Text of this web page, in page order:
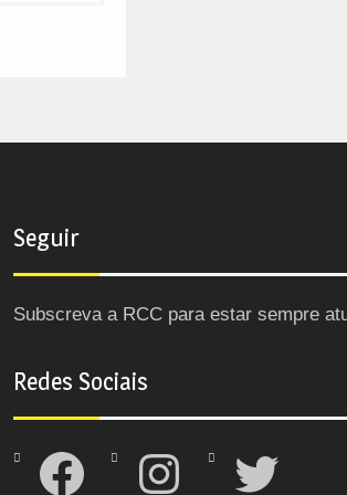
Seguir
Subscreva a RCC para estar sempre
Redes Sociais
Facebook Instagram Twitter